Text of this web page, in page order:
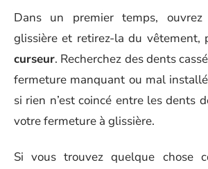
Dans un premier temps,
glissière et retirez-la du vêtement,
curseur. Recherchez des dents
fermeture manquant ou mal
si rien n’est coincé entre les dents
votre fermeture à glissière.
Si vous trouvez quelque chose